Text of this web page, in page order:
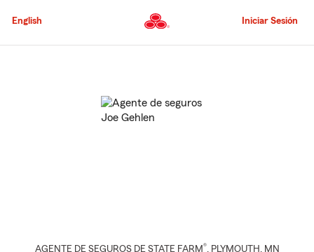
al
principal
English Iniciar Sesión
AGENTE DE SEGUROS DE STATE FARM®, PLYMOUTH , MN